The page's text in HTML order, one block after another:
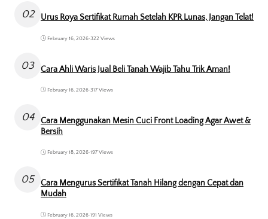
02 Urus Roya Sertifikat Rumah Setelah KPR Lunas, Jangan Telat!
February 16, 2026• 322 Views
03 Cara Ahli Waris Jual Beli Tanah Wajib Tahu Trik Aman!
February 16, 2026•317 Views
04
Cara Menggunakan Mesin Cuci Front Loading Agar Awet &
Bersih
February 18, 2026•197 Views
05
Cara Mengurus Sertifikat Tanah Hilang dengan Cepat dan
Mudah
February 16, 2026•191 Views